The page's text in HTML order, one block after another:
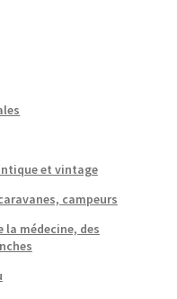
et vintage
campeurs
la médecine, des